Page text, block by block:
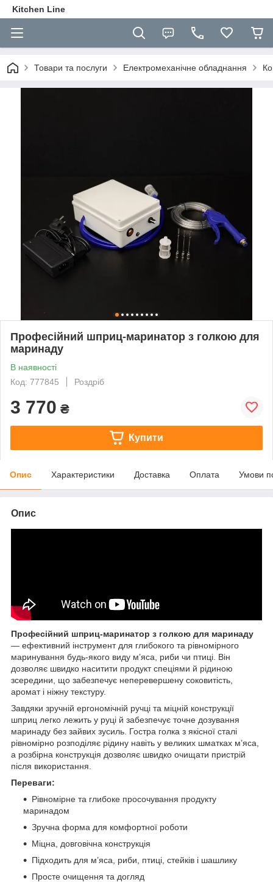
Kitchen Line
Товари та послуги Електромеханічне обладнання
Професійний шприц-маринатор з голкою для
маринаду
В наявності
Код: 777845
Роздріб
3 770 ₴
Купити
Опис Характеристики Доставка Оплата Умови
Опис
Професійний шприц-маринатор з голкою для маринаду
— ефективний інструмент для глибокого та рівномірного
маринування будь-якого виду м’яса, риби чи птиці. Він
дозволяє швидко наситити продукт спеціями й рідиною
зсередини, що забезпечує неперевершену соковитість,
аромат і ніжну текстуру.
Завдяки зручній ергономічній ручці та міцній конструкції
шприц легко лежить у руці й забезпечує точне дозування
маринаду без зайвих зусиль. Гостра голка з якісної сталі
рівномірно розподіляє рідину навіть у великих шматках м’яса,
а розбірна конструкція дозволяє швидко очищати пристрій
після використання.
Переваги:
Рівномірне та глибоке просочування продукту
маринадом
Зручна форма для комфортної роботи
Міцна, довговічна конструкція
Підходить для м’яса, риби, птиці, стейків і шашлику
Просте очищення та догляд